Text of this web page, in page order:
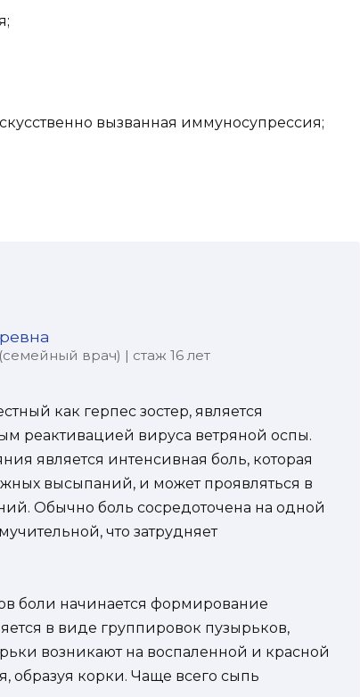
вызванная иммуносупрессия;
врач) | стаж 16 лет
как герпес зостер, является
реактивацией вируса ветряной оспы.
является интенсивная боль, которая
высыпаний, и может проявляться в
Обычно боль сосредоточена на одной
что затрудняет
боли начинается формирование
в виде группировок пузырьков,
возникают на воспаленной и красной
образуя корки. Чаще всего сыпь